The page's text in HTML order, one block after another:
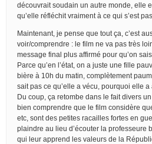
découvrait soudain un autre monde, elle
qu’elle réfléchit vraiment à ce qui s’est
Maintenant, je pense que tout ça, c’est
voir/comprendre : le film ne va pas très
message final plus affirmé pour qu’on
Parce qu’en l’état, on a juste une fille
bière à 10h du matin, complètement
sait pas ce qu’elle a vécu, pourquoi elle
Du coup, ça retombe dans le fait divers
bien comprendre que le film considère
etc, sont des petites racailles fortes en
plaindre au lieu d’écouter la professeure
qui leur apprend les valeurs de la